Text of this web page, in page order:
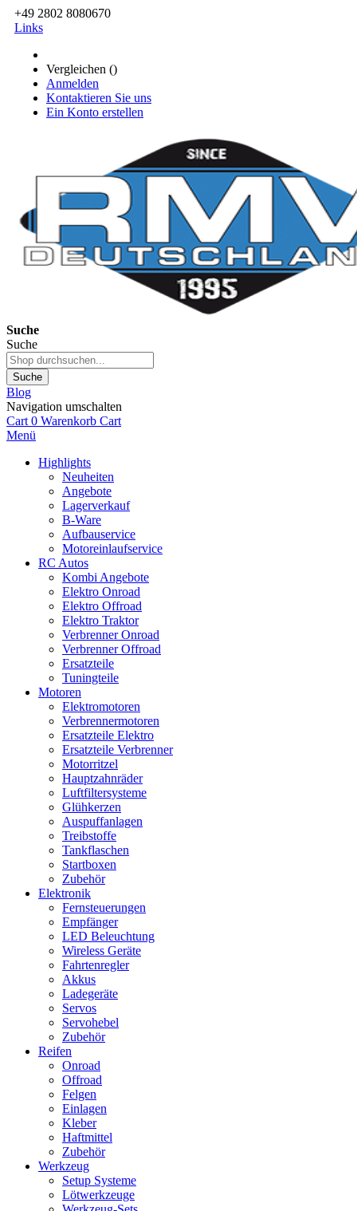
+49 2802 8080670
Links
Vergleichen ()
Anmelden
Kontaktieren Sie uns
Ein Konto erstellen
Suche
Suche
Suche
Blog
Navigation umschalten
Cart 0 Warenkorb Cart
Menü
Highlights
Neuheiten
Angebote
Lagerverkauf
B-Ware
Aufbauservice
Motoreinlaufservice
RC Autos
Kombi Angebote
Elektro Onroad
Elektro Offroad
Elektro Traktor
Verbrenner Onroad
Verbrenner Offroad
Ersatzteile
Tuningteile
Motoren
Elektromotoren
Verbrennermotoren
Ersatzteile Elektro
Ersatzteile Verbrenner
Motorritzel
Hauptzahnräder
Luftfiltersysteme
Glühkerzen
Auspuffanlagen
Treibstoffe
Tankflaschen
Startboxen
Zubehör
Elektronik
Fernsteuerungen
Empfänger
LED Beleuchtung
Wireless Geräte
Fahrtenregler
Akkus
Ladegeräte
Servos
Servohebel
Zubehör
Reifen
Onroad
Offroad
Felgen
Einlagen
Kleber
Haftmittel
Zubehör
Werkzeug
Setup Systeme
Lötwerkzeuge